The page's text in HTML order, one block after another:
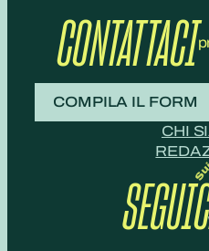
CONTATTACI
COMPILA IL FORM
CHI